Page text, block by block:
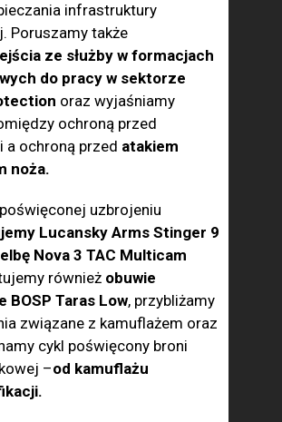
infrastruktury
Poruszamy także
ze służby w formacjach
do pracy w sektorze
oraz wyjaśniamy
ochroną przed
a ochroną przed atakiem
noża.
uzbrojeniu
Lucansky Arms Stinger 9
Nova 3 TAC Multicam
również obuwie
BOSP Taras Low, przybliżamy
związane z kamuflażem oraz
cykl poświęcony broni
–od kamuflażu